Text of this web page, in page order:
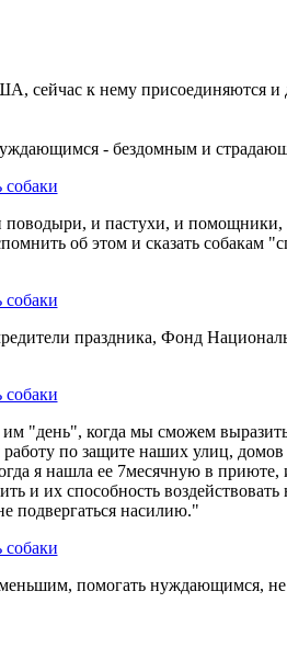
сейчас к нему присоединяются и
- бездомным и
поводыри, и пастухи, и
об этом и сказать собакам
праздника, Фонд
"день", когда мы сможем
по защите наших улиц, домов
я нашла ее 7месячную в приюте,
и их способность
подвергаться насилию."
помогать нуждающимся, не